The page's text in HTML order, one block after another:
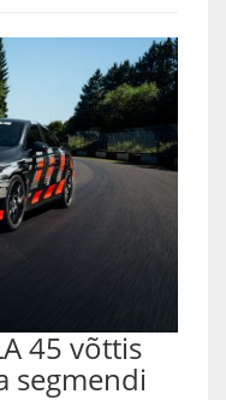
45 võttis
segmendi